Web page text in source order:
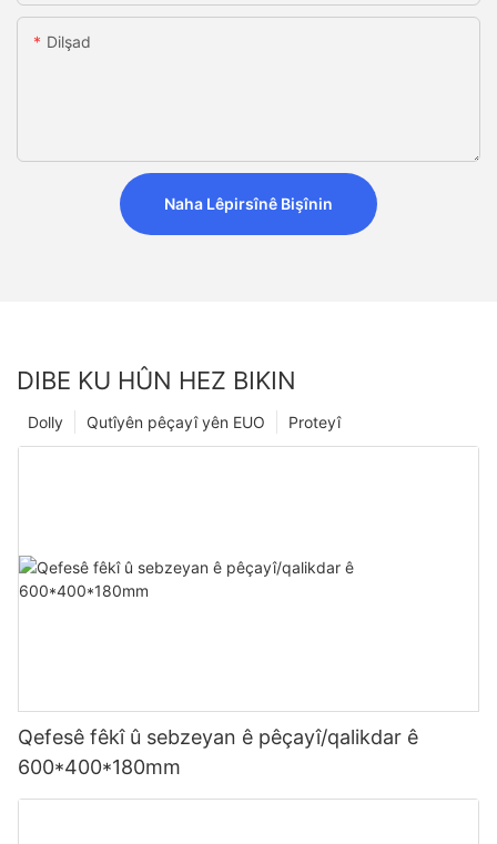
Dilşad
Naha Lêpirsînê Bişînin
DIBE KU HÛN HEZ BIKIN
Proteyî
Qutîyên pêçayî yên EUO
Dolly
Qefesê fêkî û sebzeyan ê pêçayî/qalikdar ê
600*400*180mm